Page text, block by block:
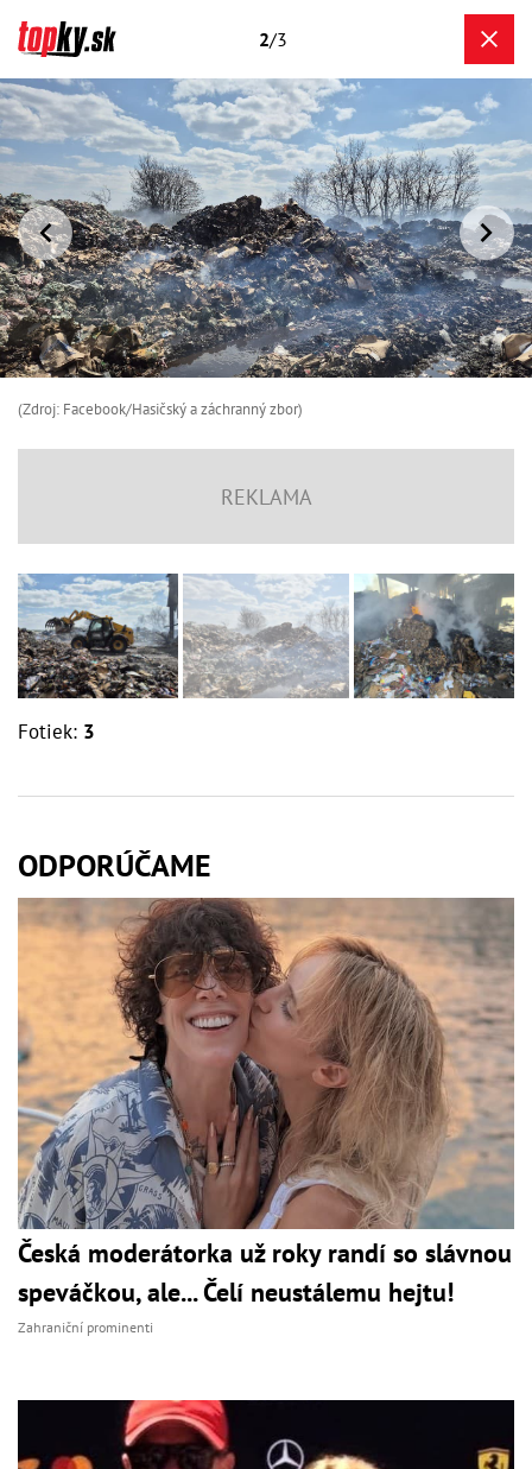
2/3
(Zdroj: Facebook/Hasičský a záchranný zbor )
Fotiek: 3
ODPORÚČAME
Česká moderátorka už roky randí so slávnou
speváčkou, ale... Čelí neustálemu hejtu!
Zahraniční prominenti